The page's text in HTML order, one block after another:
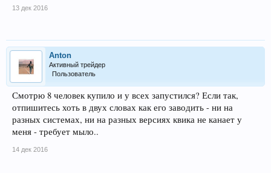
13 дек 2016
Anton
Активный трейдер
Пользователь
Смотрю 8 человек купило и у всех запустился? Если так,
отпишитесь хоть в двух словах как его заводить - ни на
разных системах, ни на разных версиях квика не канает у
меня - требует мыло..
14 дек 2016